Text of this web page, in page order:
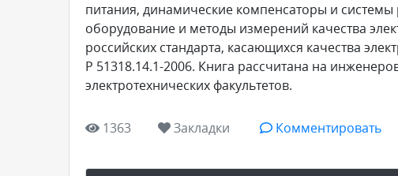
питания, динамические компенсаторы и системы
оборудование и методы измерений качества
российских стандарта, касающихся качества
Р 51318.14.1-2006. Книга рассчитана на
электротехнических факультетов.
1363 Закладки Комментировать